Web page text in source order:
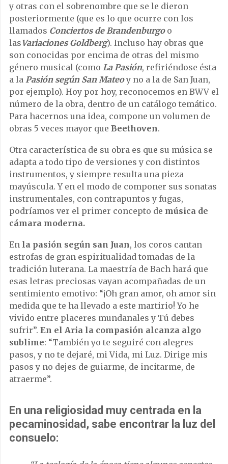
y otras con el sobrenombre que se le dieron
posteriormente (que es lo que ocurre con los
llamados Conciertos de Brandenburgoo
lasVariaciones Goldberg). Incluso hay obras que
son conocidas por encima de otras del mismo
género musical (como La Pasión, refiriéndose ésta
a la Pasión según San Mateoy no a la de San Juan,
por ejemplo). Hoy por hoy, reconocemos en BWV el
número de la obra, dentro de un catálogo temático.
Para hacernos una idea, compone un volumen de
obras 5 veces mayor que Beethoven.
Otra característica de su obra es que su música se
adapta a todo tipo de versiones y con distintos
instrumentos, y siempre resulta una pieza
mayúscula. Y en el modo de componer sus sonatas
instrumentales, con contrapuntos y fugas,
podríamos ver el primer concepto de música de
cámara moderna.
En la pasión según san Juan, los coros cantan
estrofas de gran espiritualidad tomadas de la
tradición luterana. La maestría de Bach hará que
esas letras preciosas vayan acompañadas de un
sentimiento emotivo: “¡Oh gran amor, oh amor sin
medida que te ha llevado a este martirio! Yo he
vivido entre placeres mundanales y Tú debes
sufrir”. En el Aria la compasión alcanza algo
sublime: “También yo te seguiré con alegres
pasos, y no te dejaré, mi Vida, mi Luz. Dirige mis
pasos y no dejes de guiarme, de incitarme, de
atraerme”.
En una religiosidad muy centrada en la
pecaminosidad, sabe encontrar la luz del
consuelo: